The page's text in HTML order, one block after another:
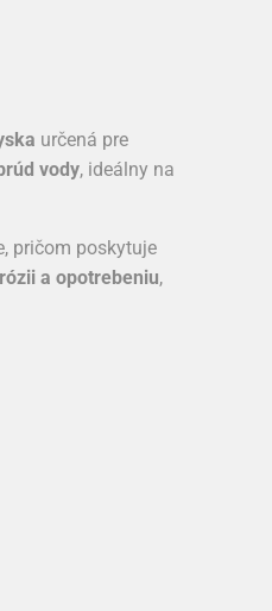
určená pre
vody, ideálny na
pričom poskytuje
a opotrebeniu,